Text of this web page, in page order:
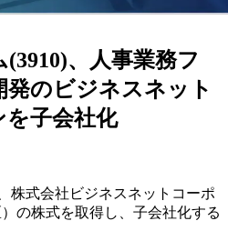
、人事業務フ
のビジネスネット
を子会社化
株式会社ビジネスネットコーポ
の株式を取得し、子会社化する